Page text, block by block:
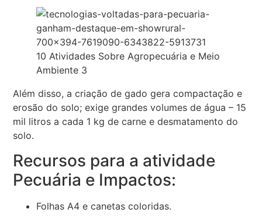
10 Atividades Sobre Agropecuária e Meio
Ambiente 3
Além disso, a criação de gado gera compactação e
erosão do solo; exige grandes volumes de água – 15
mil litros a cada 1 kg de carne e desmatamento do
solo.
Recursos para a atividade
Pecuária e Impactos:
Folhas A4 e canetas coloridas.